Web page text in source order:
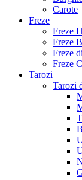
Carote
Freze
Freze
Freze
Freze
Freze
Tarozi
Tarozi